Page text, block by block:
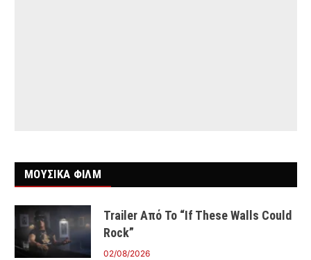
ΜΟΥΣΙΚΑ ΦΙΛΜ
Trailer Από Το “If These Walls Could
Rock”
02/08/2026